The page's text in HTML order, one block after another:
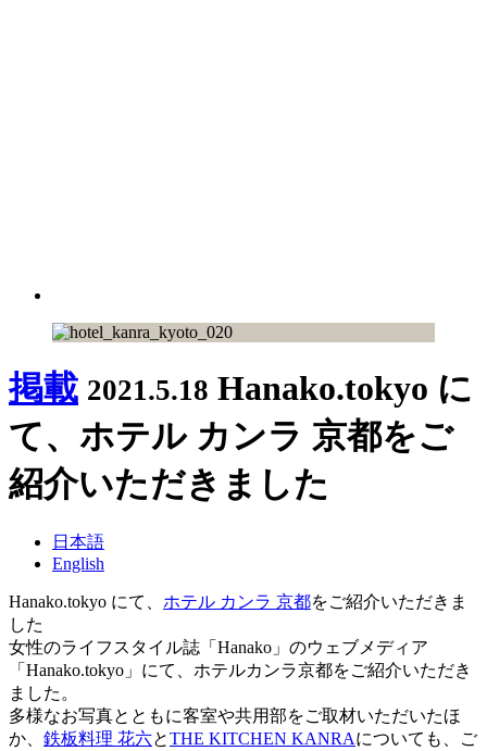
掲載 2021.5.18 Hanako.tokyo に
て、ホテル カンラ 京都をご
紹介いただきました
日本語
English
Hanako.tokyo にて、 ホテル カンラ 京都をご紹介いただきま
した
女性のライフスタイル誌「Hanako」のウェブメディア
「Hanako.tokyo」にて、ホテルカンラ京都をご紹介いただき
ました。
多様なお写真とともに客室や共用部をご取材いただいたほ
か、 鉄板料理 花六とTHE KITCHEN KANRAについても、ご